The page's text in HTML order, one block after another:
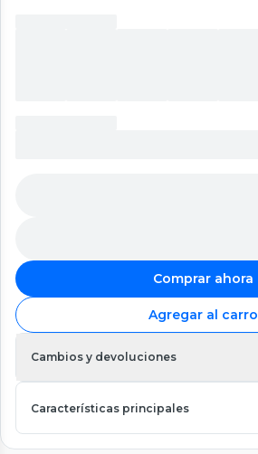
Comprar ahora
Agregar al carro
Cambios y devoluciones
Características principales